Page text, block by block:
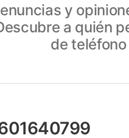
y
a quién
de teléfono